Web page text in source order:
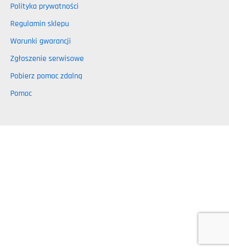
Polityka prywatności
Regulamin sklepu
Warunki gwarancji
Zgłoszenie serwisowe
Pobierz pomoc zdalną
Pomoc